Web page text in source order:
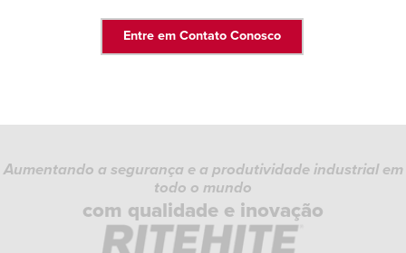
Entre em Contato Conosco
Aumentando a segurança e a produtividade industrial em
todo o mundo
com qualidade e inovação